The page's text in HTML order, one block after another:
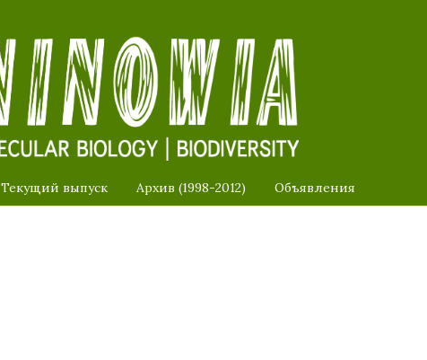
Текущий выпуск Архив (1998-2012) Объявления